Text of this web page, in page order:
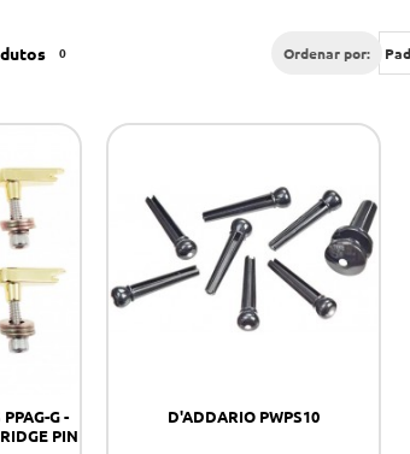
0 Ordenar por:
G -
PIN
D'ADDARIO PWPS10